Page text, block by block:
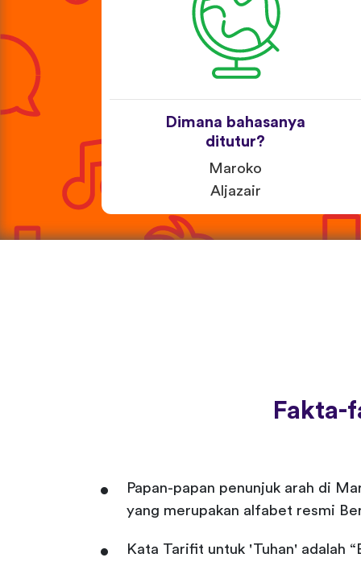
Dimana bahasanya
ditutur?
Maroko
Aljazair
Fakta-
Papan-papan penunjuk arah di
yang merupakan alfabet resmi
Kata Tarifit untuk 'Tuhan' adalah